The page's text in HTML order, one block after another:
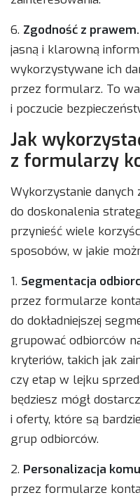
6. Zgodność z prawem.
jasną i klarowną
wykorzystywane ich
przez formularz. To
i poczucie
Jak
z formularzy
Wykorzystanie
do doskonalenia
przynieść wiele
sposobów, w jakie
1. Segmentacja
przez formularze
do dokładniejszej
grupować odbiorców
kryteriów, takich jak
czy etap w lejku
będziesz mógł
i oferty, które są
grup odbiorców.
2. Personalizacja
przez formularze